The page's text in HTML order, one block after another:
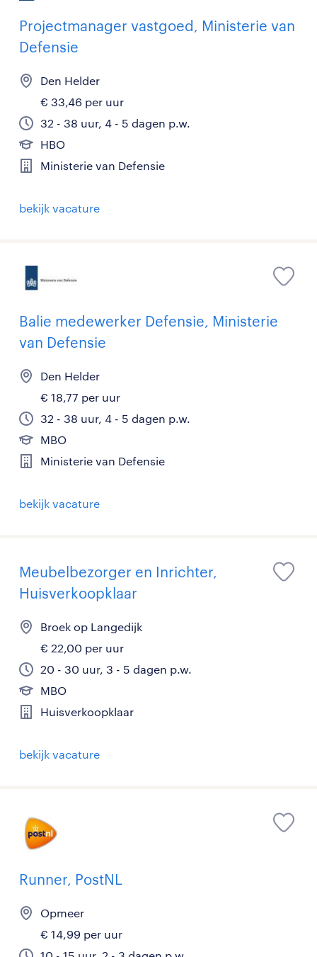
Projectmanager vastgoed, Ministerie van
Defensie
Den Helder
€ 33,46 per uur
32 - 38 uur, 4 - 5 dagen p.w.
HBO
Ministerie van Defensie
bekijk vacature
Balie medewerker Defensie, Ministerie
van Defensie
Den Helder
€ 18,77 per uur
32 - 38 uur, 4 - 5 dagen p.w.
MBO
Ministerie van Defensie
bekijk vacature
Meubelbezorger en Inrichter,
Huisverkoopklaar
Broek op Langedijk
€ 22,00 per uur
20 - 30 uur, 3 - 5 dagen p.w.
MBO
Huisverkoopklaar
bekijk vacature
Runner, PostNL
Opmeer
€ 14,99 per uur